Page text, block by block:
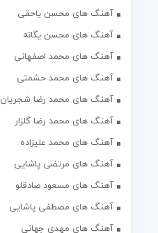
آهنگ های محسن یاحقی
آهنگ های محسن یگانه
آهنگ های محمد اصفهانی
آهنگ های محمد حشمتی
آهنگ های محمد رضا شجریان
آهنگ های محمد رضا گلزار
آهنگ های محمد علیزاده
آهنگ های مرتضی پاشایی
آهنگ های مسعود صادقلو
آهنگ های مصطفی پاشایی
آهنگ های مهدی جهانی